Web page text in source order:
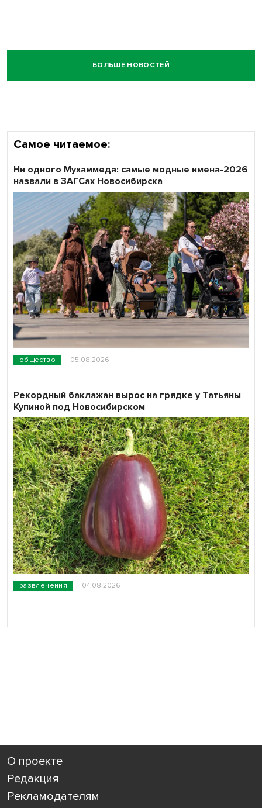
БОЛЬШЕ НОВОСТЕЙ
Самое читаемое:
общество 05.08.2026
Ни одного Мухаммеда: самые модные имена-2026
назвали в ЗАГСах Новосибирска
развлечения 04.08.2026
Рекордный баклажан вырос на грядке у Татьяны
Купиной под Новосибирском
О проекте
Редакция
Рекламодателям